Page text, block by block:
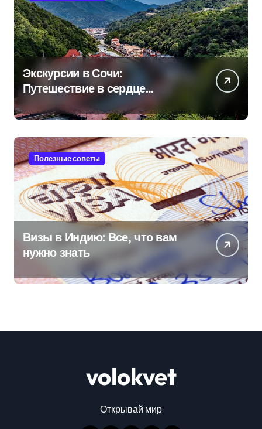
Экскурсии в Сочи:
Путешествие в сердце
Черноморского курорта
Полезные советы
Визы в Индию: Все, что вам
нужно знать
volokvet
Открывай мир